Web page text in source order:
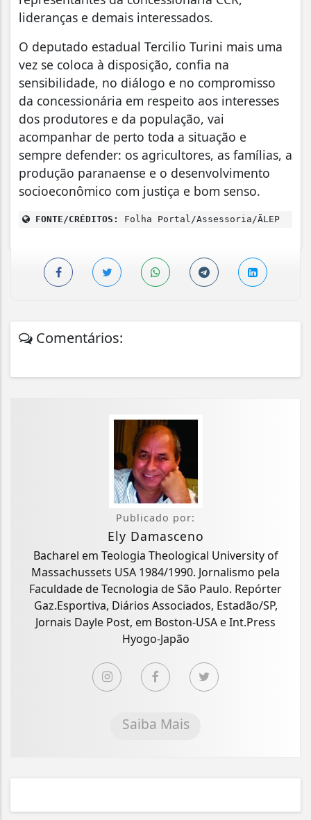
lideranças e demais interessados.
O deputado estadual Tercilio Turini mais uma
vez se coloca à disposição, confia na
sensibilidade, no diálogo e no compromisso
da concessionária em respeito aos interesses
dos produtores e da população, vai
acompanhar de perto toda a situação e
sempre defender: os agricultores, as famílias, a
produção paranaense e o desenvolvimento
socioeconômico com justiça e bom senso.
FONTE/CRÉDITOS: Folha Portal/Assessoria/ÃLEP
Comentários:
Publicado por:
Ely Damasceno
Bacharel em Teologia Theological University of
Massachussets USA 1984/1990. Jornalismo pela
Faculdade de Tecnologia de São Paulo. Repórter
Gaz.Esportiva, Diários Associados, Estadão/SP,
Jornais Dayle Post, em Boston-USA e Int.Press
Hyogo-Japão
Saiba Mais